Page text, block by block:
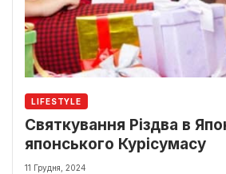
LIFESTYLE
Святкування Різдва в
японського Курісумасу
11 Грудня, 2024